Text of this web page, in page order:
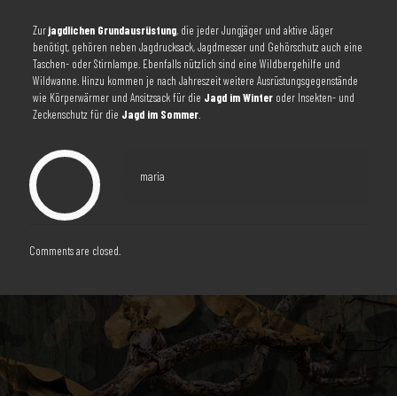
Zurjagdlichen Grundausrüstung, die jeder Jungjäger und aktive Jäger
benötigt, gehören neben Jagdrucksack, Jagdmesser und Gehörschutz auch eine
Taschen- oder Stirnlampe. Ebenfalls nützlich sind eine Wildbergehilfe und
Wildwanne. Hinzu kommen je nach Jahreszeit weitere Ausrüstungsgegenstände
wie Körperwärmer und Ansitzsack für die Jagd im Winteroder Insekten- und
Zeckenschutz für die Jagd im Sommer.
maria
Comments are closed.